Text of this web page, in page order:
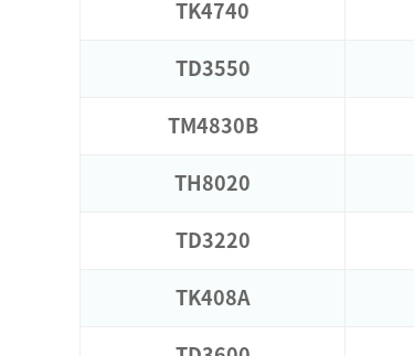
TK4740
TD3550
TM4830B
TH8020
TD3220
TK408A